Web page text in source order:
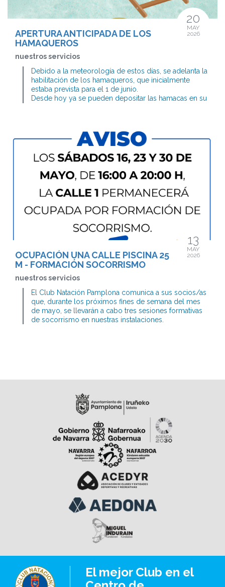
APERTURA ANTICIPADA DE LOS
HAMAQUEROS
nuestros servicios
20
MAY
2026
Debido a la meteorología de estos días, se adelanta la
habilitación de los hamaqueros, que inicialmente
estaba prevista para el 1 de junio.
Desde hoy ya se pueden depositar las hamacas en su
libre para otras personas usuarias.
OCUPACIÓN UNA CALLE PISCINA 25
M - FORMACIÓN SOCORRISMO
nuestros servicios
13
MAY
2026
El Club Natación Pamplona comunica a sus socios/as
que, durante los próximos fines de semana del mes
de mayo, se llevarán a cabo tres sesiones formativas
de socorrismo en nuestras instalaciones.
Horario: De 16:00 a 20:00 h.
Espacio afectado: La calle 1 de la piscina permanecerá
ocupada y no estará disponible para el uso general.
El resto de las calles
de la piscina principal estarán
totalmente disponibles para el nado libre.
Los demás vasos del club permanecerán operativos
y abiertos al uso habitual sin ninguna restricción.
El mejor Club en el